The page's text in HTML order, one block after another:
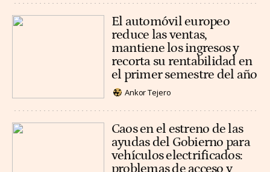
El automóvil europeo
reduce las ventas,
mantiene los ingresos y
recorta su rentabilidad en
el primer semestre del año
Ankor Tejero
Caos en el estreno de las
ayudas del Gobierno para
vehículos electrificados:
problemas de acceso y